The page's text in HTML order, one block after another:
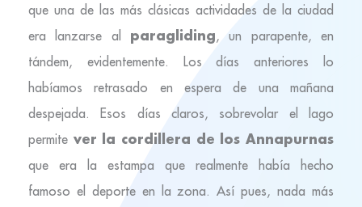
que una de las más clásicas actividades de la ciudad
era lanzarse al paragliding, un parapente, en
tándem, evidentemente. Los días anteriores lo
habíamos retrasado en espera de una mañana
despejada. Esos días claros, sobrevolar el lago
permite ver la cordillera de los Annapurnas
que era la estampa que realmente había hecho
famoso el deporte en la zona. Así pues, nada más